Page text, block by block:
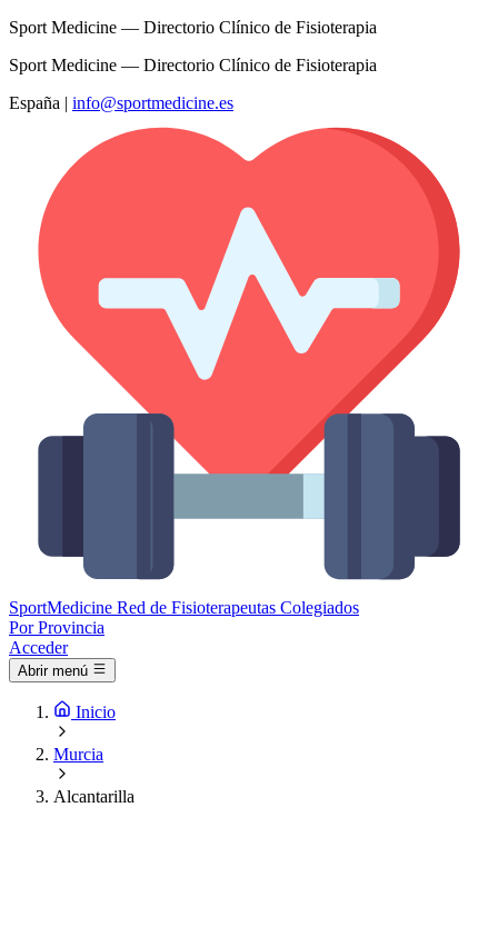
Sport Medicine — Directorio Clínico de Fisioterapia
Sport Medicine — Directorio Clínico de Fisioterapia
España | info@sportmedicine.es
SportMedicine Red de Fisioterapeutas Colegiados
Por Provincia
Acceder
Abrir menú
Inicio
Murcia
Alcantarilla